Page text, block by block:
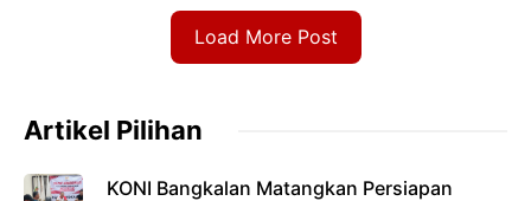
Load More Post
Artikel Pilihan
KONI Bangkalan Matangkan Persiapan